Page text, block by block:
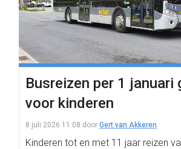
Busreizen per 1 januari
voor kinderen
8 juli 2026 11:08 door Gert van Akkeren
Kinderen tot en met 11 jaar reizen